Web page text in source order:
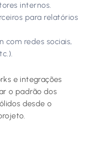
internos.
para relatórios
com redes sociais,
e integrações
o padrão dos
desde o